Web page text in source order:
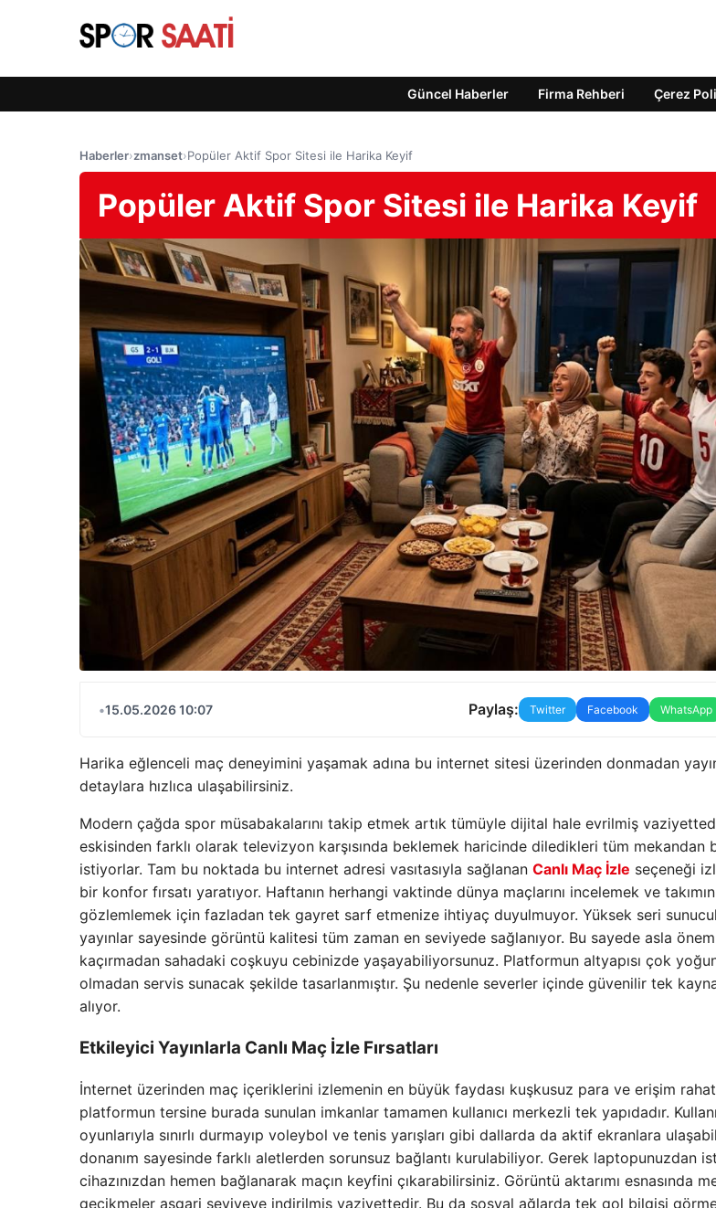
Güncel Haberler Firma Rehberi Çerez
Haberler›zmanset›Popüler Aktif Spor Sitesi ile Harika Keyif
Popüler Aktif Spor Sitesi ile Harika Keyif
•15.05.2026 10:07 Paylaş: Twitter Facebook WhatsApp
Harika eğlenceli maç deneyimini yaşamak adına bu internet sitesi üzerinden donmadan
detaylara hızlıca ulaşabilirsiniz.
Modern çağda spor müsabakalarını takip etmek artık tümüyle dijital hale evrilmiş
eskisinden farklı olarak televizyon karşısında beklemek haricinde diledikleri tüm mekandan
istiyorlar. Tam bu noktada bu internet adresi vasıtasıyla sağlanan Canlı Maç İzle seçeneği
bir konfor fırsatı yaratıyor. Haftanın herhangi vaktinde dünya maçlarını incelemek ve
gözlemlemek için fazladan tek gayret sarf etmenize ihtiyaç duyulmuyor. Yüksek seri
yayınlar sayesinde görüntü kalitesi tüm zaman en seviyede sağlanıyor. Bu sayede asla
kaçırmadan sahadaki coşkuyu cebinizde yaşayabiliyorsunuz. Platformun altyapısı çok
olmadan servis sunacak şekilde tasarlanmıştır. Şu nedenle severler içinde güvenilir tek
alıyor.
Etkileyici Yayınlarla Canlı Maç İzle Fırsatları
İnternet üzerinden maç içeriklerini izlemenin en büyük faydası kuşkusuz para ve erişim
platformun tersine burada sunulan imkanlar tamamen kullanıcı merkezli tek yapıdadır.
oyunlarıyla sınırlı durmayıp voleybol ve tenis yarışları gibi dallarda da aktif ekranlara
donanım sayesinde farklı aletlerden sorunsuz bağlantı kurulabiliyor. Gerek laptopunuzdan
cihazınızdan hemen bağlanarak maçın keyfini çıkarabilirsiniz. Görüntü aktarımı esnasında
gecikmeler asgari seviyeye indirilmiş vaziyettedir. Bu da sosyal ağlarda tek gol bilgisi